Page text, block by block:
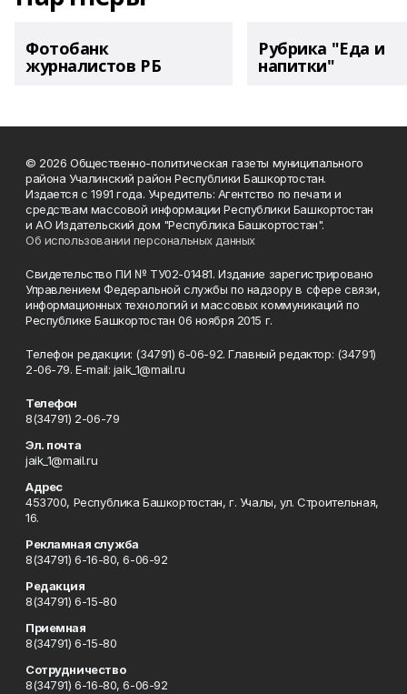
Фотобанк
журналистов РБ
Рубрика "Еда и
напитки"
© 2026 Общественно-политическая газеты муниципального
района Учалинский район Республики Башкортостан.
Издается с 1991 года. Учредитель: Агентство по печати и
средствам массовой информации Республики Башкортостан
и АО Издательский дом "Республика Башкортостан".
Об использовании персональных данных
Свидетельство ПИ № ТУ02-01481. Издание зарегистрировано
Управлением Федеральной службы по надзору в сфере связи,
информационных технологий и массовых коммуникаций по
Республике Башкортостан 06 ноября 2015 г.
Телефон редакции: (34791) 6-06-92. Главный редактор: (34791)
2-06-79. Е-mаil: jaik_1@mail.ru
Телефон
8(34791) 2-06-79
Эл. почта
jaik_1@mail.ru
Адрес
453700, Республика Башкортостан, г. Учалы, ул. Строительная,
16.
Рекламная служба
8(34791) 6-16-80, 6-06-92
Редакция
8(34791) 6-15-80
Приемная
8(34791) 6-15-80
Сотрудничество
8(34791) 6-16-80, 6-06-92